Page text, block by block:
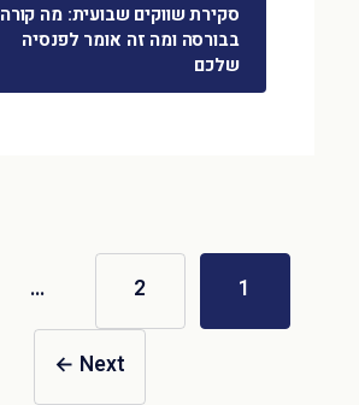
סקירת שווקים שבועית: מה קורה
בבורסה ומה זה אומר לפנסיה
שלכם
1
2
…
Next
←